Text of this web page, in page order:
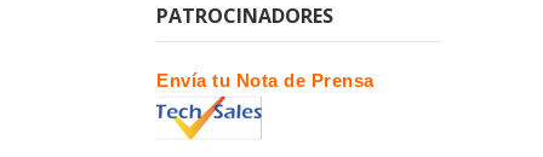
PATROCINADORES
Envía tu Nota de Prensa